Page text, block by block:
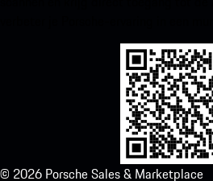
© 2026 Porsche Sales & Marketplace